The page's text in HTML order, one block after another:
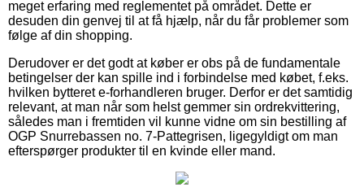
meget erfaring med reglementet på området. Dette er
desuden din genvej til at få hjælp, når du får problemer som
følge af din shopping.
Derudover er det godt at køber er obs på de fundamentale
betingelser der kan spille ind i forbindelse med købet, f.eks.
hvilken bytteret e-forhandleren bruger. Derfor er det samtidig
relevant, at man når som helst gemmer sin ordrekvittering,
således man i fremtiden vil kunne vidne om sin bestilling af
OGP Snurrebassen no. 7-Pattegrisen, ligegyldigt om man
efterspørger produkter til en kvinde eller mand.